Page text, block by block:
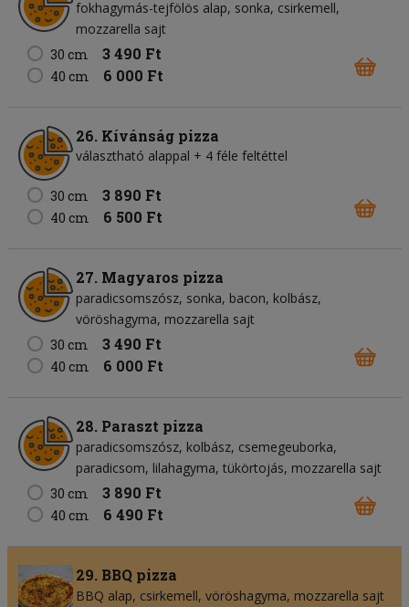
fokhagymás-tejfölös alap sonka csirkemell
mozzarella sajt
30 cm
3 490 Ft
40 cm 6 000 Ft
26. Kívánság pizza
választható alappal + 4 féle feltéttel
30 cm 3 890 Ft
40 cm 6 500 Ft
27. Magyaros pizza
paradicsomszósz sonka bacon kolbász
vöröshagyma mozzarella sajt
30 cm
3 490 Ft
40 cm 6 000 Ft
28. Paraszt pizza
paradicsomszósz kolbász csemegeuborka
paradicsom lilahagyma tükörtojás mozzarella sajt
30 cm
3 890 Ft
40 cm 6 490 Ft
29. BBQ pizza
BBQ alap csirkemell vöröshagyma mozzarella sajt